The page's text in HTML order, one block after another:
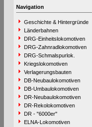
Navigation
Geschichte & Hintergründe
Länderbahnen
DRG-Einheitslokomotiven
DRG-Zahnradlokomotiven
DRG-Schmalspurlok.
Kriegslokomotiven
Verlagerungsbauten
DB-Neubaulokomotiven
DB-Umbaulokomotiven
DR-Neubaulokomotiven
DR-Rekolokomotiven
DR - "6000er"
ELNA-Lokomotiven